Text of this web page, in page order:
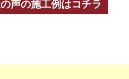
声の施工例はコチラ